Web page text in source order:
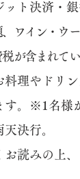
ト決済・銀
ワイン・ウ
が含まれてい
理やドリ
。
​※1名様
決行。
読みの上、